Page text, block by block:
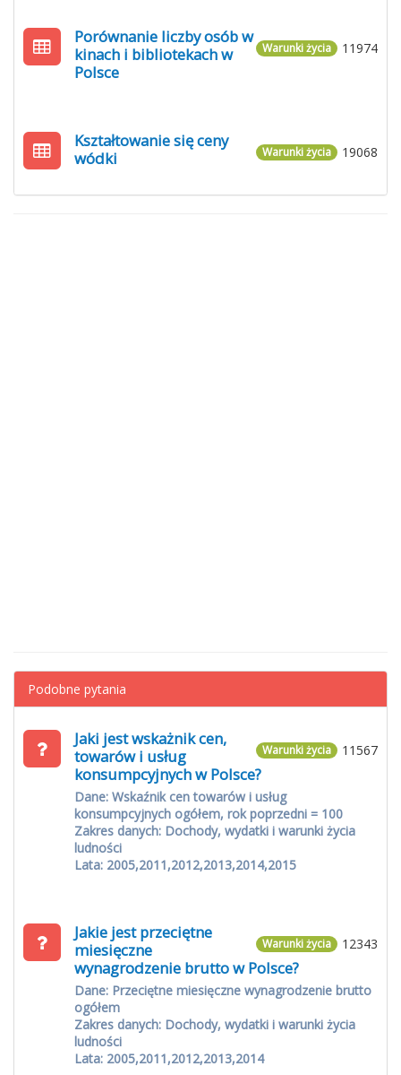
11974
Warunki życia
Porównanie liczby osób w
kinach i bibliotekach w
Polsce
19068
Warunki życia
Kształtowanie się ceny
wódki
Podobne pytania
11567
Warunki życia
Jaki jest wskażnik cen,
towarów i usług
konsumpcyjnych w Polsce?
Dane: Wskaźnik cen towarów i usług
konsumpcyjnych ogółem, rok poprzedni = 100
Zakres danych: Dochody, wydatki i warunki życia
ludności
Lata: 2005,2011,2012,2013,2014,2015
12343
Warunki życia
Jakie jest przeciętne
miesięczne
wynagrodzenie brutto w Polsce?
Dane: Przeciętne miesięczne wynagrodzenie brutto
ogółem
Zakres danych: Dochody, wydatki i warunki życia
ludności
Lata: 2005,2011,2012,2013,2014